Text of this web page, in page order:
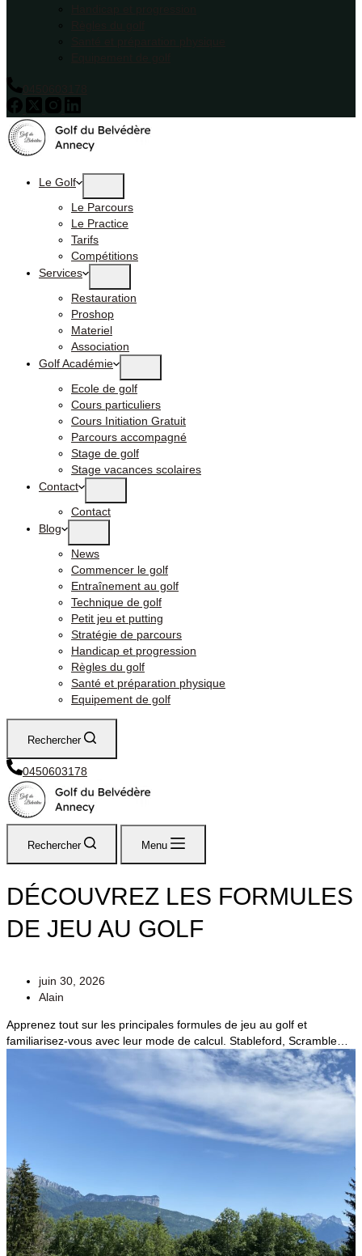
Le Golf
Le Parcours
Le Practice
Tarifs
Compétitions
Services
Restauration
Proshop
Materiel
Association
Golf Académie
Ecole de golf
Cours particuliers
Cours Initiation Gratuit
Parcours accompagné
Stage de golf
Stage vacances scolaires
Contact
Contact
Blog
News
Commencer le golf
Entraînement au golf
Technique de golf
Petit jeu et putting
Stratégie de parcours
Handicap et progression
Règles du golf
Santé et préparation physique
Equipement de golf
Rechercher
0450603178
Rechercher Menu
DÉCOUVREZ LES FORMULES
DE JEU AU GOLF
juin 30, 2026
Alain
Apprenez tout sur les principales formules de jeu au golf et
familiarisez-vous avec leur mode de calcul. Stableford, Scramble…